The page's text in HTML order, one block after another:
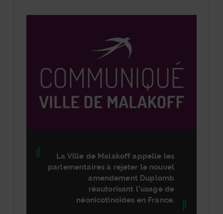
La Ville de Malakoff appelle les
parlementaires à rejeter le nouvel
amendement Duplomb
réautorisant l’usage de
néonicotinoïdes en France.